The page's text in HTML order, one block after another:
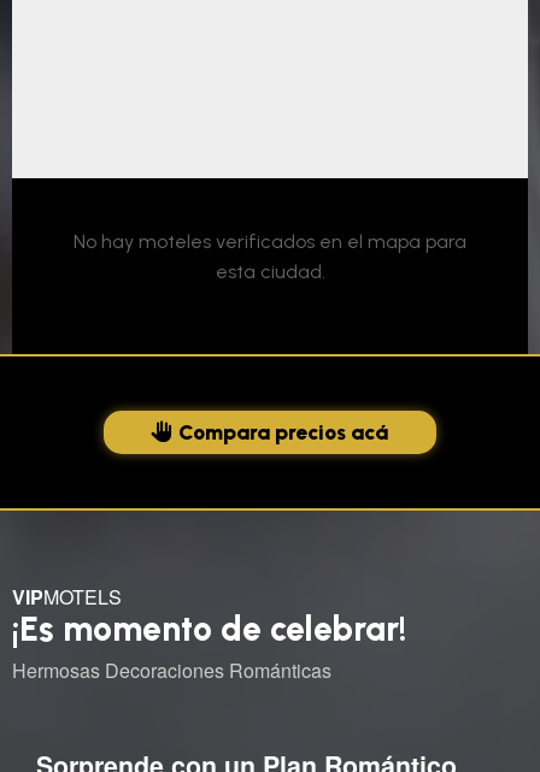
No hay moteles verificados en el mapa para
esta ciudad.
Compara precios acá
VIPMOTELS
¡Es momento de celebrar!
Hermosas Decoraciones Románticas